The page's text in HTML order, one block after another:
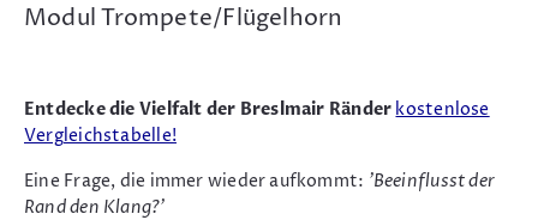
Modul Trompete/Flügelhorn
Entdecke die Vielfalt der Breslmair Ränder kostenlose
Vergleichstabelle!
Eine Frage, die immer wieder aufkommt: 'Beeinflusst der
Rand den Klang?'